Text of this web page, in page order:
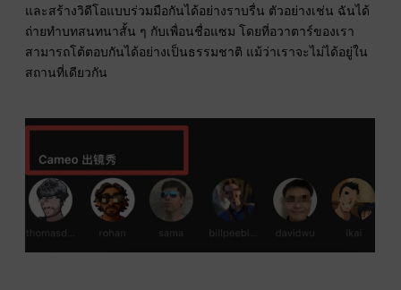
และสร้างวิดีโอแบบร่วมมือกันได้อย่างราบรื่น ตัวอย่างเช่น ฉันได้
ถ่ายทำบทสนทนาสั้น ๆ กับเพื่อนชื่อแซม โดยที่อวาตาร์ของเรา
สามารถโต้ตอบกันได้อย่างเป็นธรรมชาติ แม้ว่าเราจะไม่ได้อยู่ใน
สถานที่เดียวกัน